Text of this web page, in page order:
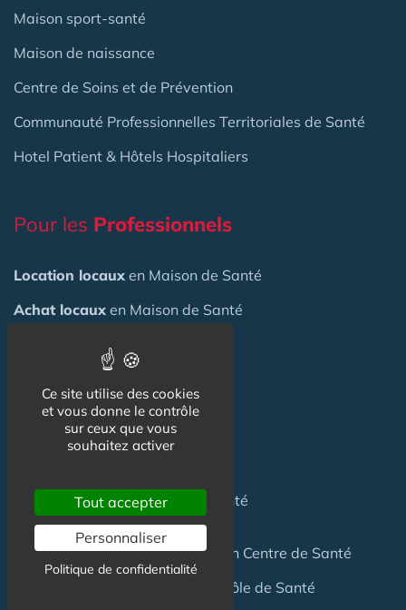
Maison sport-santé
Maison de naissance
Centre de Soins et de Prévention
Communauté Professionnelles Territoriales de Santé
Hotel Patient & Hôtels Hospitaliers
Pour les Professionnels
Location locaux en Maison de Santé
Achat locaux en Maison de Santé
en Centre de Santé
une Maison de Santé
dans une Maison de Santé
Céderune Maisonde Santéou un Centre de Santé
pour création Maison / Pôle de Santé
Ce site utilise des cookies
et vous donne le contrôle
sur ceux que vous
souhaitez activer
Tout accepter
Personnaliser
Politique de confidentialité